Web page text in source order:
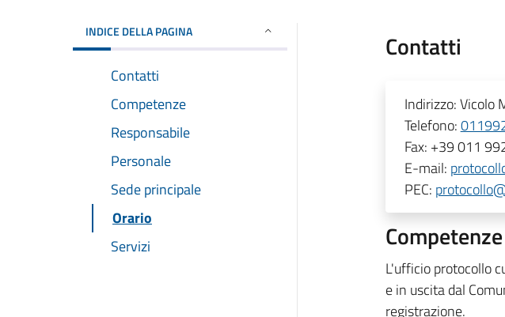
INDICE DELLA PAGINA
Contatti
Competenze
Responsabile
Personale
Sede principale
Orario
Servizi
Contatti
Indirizzo:Vicolo
Telefono:
Fax: +39 011
E-mail:
PEC:
Competenze
L'ufficio protocollo
e in uscita dal
registrazione.